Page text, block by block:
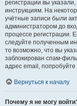
регистрации вы
инструкциям. На
учётные записи были
администратором до
процессе регистрации.
следуйте полученным
то возможно, что вы
заблокирован спам-
адрес email,
Вернуться к началу
Почему я не могу